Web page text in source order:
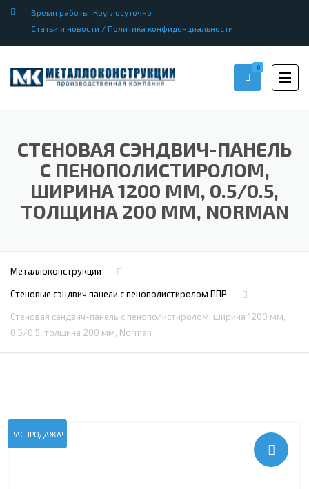
Время работы: Круглосуточно
Статьи и новости / Политика конфиденциальности
0
СТЕНОВАЯ СЭНДВИЧ-ПАНЕЛЬ
С ПЕНОПОЛИСТИРОЛОМ,
ШИРИНА 1200 ММ, 0.5/0.5,
ТОЛЩИНА 200 ММ, NORMAN
Металлоконструкции
Стеновые сэндвич панели с пенополистиролом ППР
Стеновая сэндвич-панель с пенополистиролом, ширина 1200 мм,
0.5/0.5, толщина 200 мм, Norman
РАСПРОДАЖА!